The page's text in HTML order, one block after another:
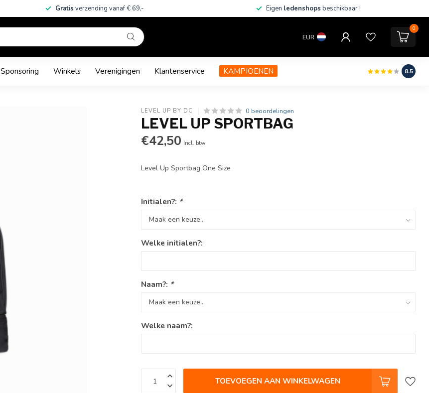
Gratis verzending vanaf € 69,- Eigen ledenshops beschikbaar !
EUR
0
Sponsoring Winkels Verenigingen Klantenservice KAMPIOENEN 8.5
LEVEL UP BY DC 0 beoordelingen
LEVEL UP SPORTBAG
€42,50 Incl. btw
Level Up Sportbag One Size
Initialen?: *
Welke initialen?:
Naam?: *
Welke naam?:
TOEVOEGEN AAN WINKELWAGEN